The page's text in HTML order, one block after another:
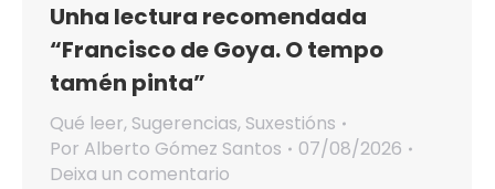
Unha lectura recomendada
“Francisco de Goya. O tempo
tamén pinta”
Qué leer, Sugerencias, Suxestións
Por Alberto Gómez Santos
07/08/2026
Deixa un comentario